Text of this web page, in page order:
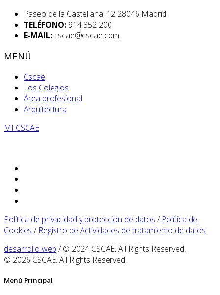
Paseo de la Castellana, 12 28046 Madrid
TELÉFONO: 914 352 200
E-MAIL: cscae@cscae.com
MENÚ
Cscae
Los Colegios
Área profesional
Arquitectura
MI CSCAE
Política de privacidad y protección de datos / Política de
Cookies / Registro de Actividades de tratamiento de datos
desarrollo web / © 2024 CSCAE. All Rights Reserved.
© 2026 CSCAE. All Rights Reserved.
Menú Principal